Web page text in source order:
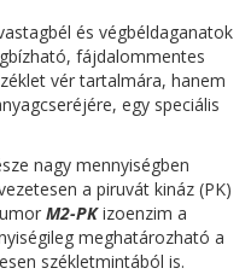
és végbéldaganatok
fájdalommentes
vér tartalmára, hanem
egy speciális
nagy mennyiségben
a piruvát kináz (PK)
M2-PKizoenzim a
meghatározható a
székletmintából is.